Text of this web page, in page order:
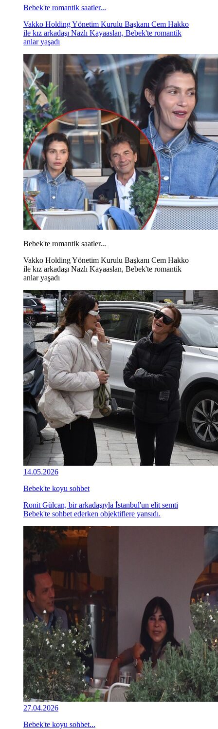
Bebek'te romantik saatler...
Vakko Holding Yönetim Kurulu Başkanı Cem Hakko
ile kız arkadaşı Nazlı Kayaaslan, Bebek'te romantik
anlar yaşadı
Bebek'te romantik saatler...
Vakko Holding Yönetim Kurulu Başkanı Cem Hakko
ile kız arkadaşı Nazlı Kayaaslan, Bebek'te romantik
anlar yaşadı
14.05.2026
Bebek'te koyu sohbet
Ronit Gülcan, bir arkadaşıyla İstanbul'un elit semti
Bebek'te sohbet ederken objektiflere yansıdı.
27.04.2026
Bebek'te koyu sohbet...